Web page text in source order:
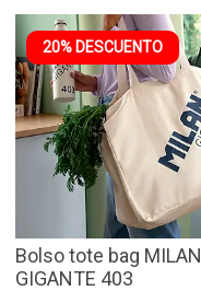
20% DESCUENTO
Bolso tote bag MILAN
GIGANTE 403